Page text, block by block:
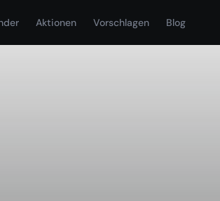
Aktionen Vorschlagen Blog